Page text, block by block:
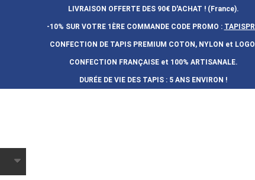
LIVRAISON OFFERTE DES 90€ D'ACHAT ! (France).
-10% SUR VOTRE 1ÈRE COMMANDECODE PROMO :
CONFECTION DE TAPIS PREMIUM COTON, NYLON et
CONFECTION FRAN ÇAISE et 100% ARTISANALE.
DURÉE DE VIE DES TAPIS : 5 ANS ENVIRON !